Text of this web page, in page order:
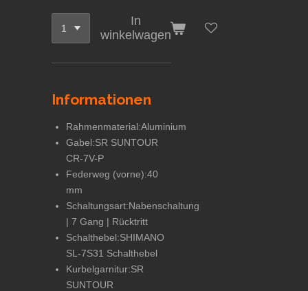
In
winkelwagen
Informationen
Rahmenmaterial:Aluminium
Gabel:SR SUNTOUR
CR-7V-P
Federweg (vorne):40
mm
Schaltungsart:Nabenschaltung
| 7 Gang | Rücktritt
Schalthebel:SHIMANO
SL-7S31 Schalthebel
Kurbelgarnitur:SR
SUNTOUR